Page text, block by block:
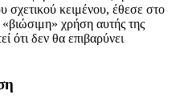
σχετικού κειμένου, έθεσε στο
«βιώσιμη» χρήση αυτής της
ότι δεν θα επιβαρύνει